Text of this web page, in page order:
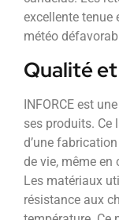
excellente tenue
météo
Qualité
INFORCE est
ses produits. Ce
d’une
de vie, même en
Les matériaux
résistance aux